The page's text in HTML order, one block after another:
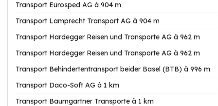
Transport Eurosped AG à 904 m
Transport Lamprecht Transport AG à 904 m
Transport Hardegger Reisen und Transporte AG à 962 m
Transport Hardegger Reisen und Transporte AG à 962 m
Transport Behindertentransport beider Basel (BTB) à 996 m
Transport Daco-Soft AG à 1 km
Transport Baumgartner Transporte à 1 km